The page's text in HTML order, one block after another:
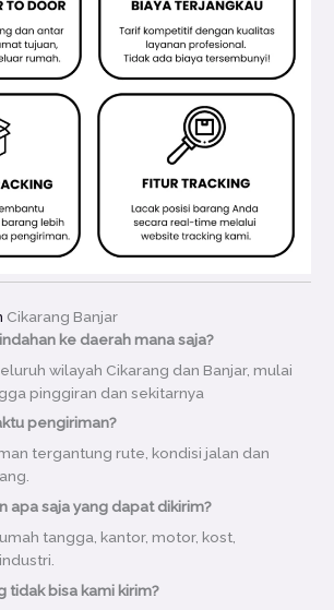
Cikarang Banjar
ke daerah mana saja?
wilayah Cikarang dan Banjar, mulai
pinggiran dan sekitarnya
pengiriman?
tergantung rute, kondisi jalan dan
apa saja yang dapat dikirim?
tangga, kantor, motor, kost,
tidak bisa kami kirim?